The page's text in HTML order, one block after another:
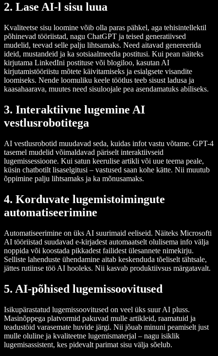
2. Lase AI-l sisu luua
Kvaliteetse sisu loomine võib olla paras pähkel, aga tehisintellektil
põhinevad tööriistad, nagu ChatGPT ja teised generatiivsed
mudelid, teevad selle palju lihtsamaks. Need aitavad genereerida
ideid, mustandeid ja ka sotsiaalmeedia postitusi. Kui pean näiteks
kirjutama LinkedIni postituse või blogiloo, kasutan AI
kirjutamistööriistu mõtete käivitamiseks ja esialgsete visandite
loomiseks. Nende loomuliku keele töötlus teeb sisust ladusa ja
kaasahaarava, muutes need sisuloojale pea asendamatuks abiliseks.
3. Interaktiivne lugemine AI
vestlusrobotitega
AI vestlusrobotid muudavad seda, kuidas infot vastu võtame. GPT-4
tasemel mudelid võimaldavad päriselt interaktiivseid
lugemissessioone. Kui satun keerulise artikli või uue teema peale,
küsin chatbotilt lisaselgitusi – vastused saan kohe kätte. Nii muutub
õppimine palju lihtsamaks ja ka mõnusamaks.
4. Korduvate lugemistoimingute
automatiseerimine
Automatiseerimine on üks AI suurimaid eeliseid. Näiteks Microsofti
AI tööriistad suudavad e-kirjadest automaatselt olulisema info välja
noppida või koostada pikkadest failidest ülesannete nimekirju.
Selliste lahenduste ühendamine aitab keskenduda tõeliselt tähtsale,
jättes rutiinse töö AI hooleks. Nii kasvab produktiivsus märgatavalt.
5. AI-põhised lugemissoovitused
Isikupärastatud lugemissoovitused on veel üks suur AI pluss.
Masinõppega platvormid pakuvad mulle artikleid, raamatuid ja
teadustöid varasemate huvide järgi. Nii jõuab minuni peamiselt just
mulle oluline ja kvaliteetne lugemismaterjal – nagu isiklik
lugemisassistent, kes pidevalt parimat sisu välja sõelub.